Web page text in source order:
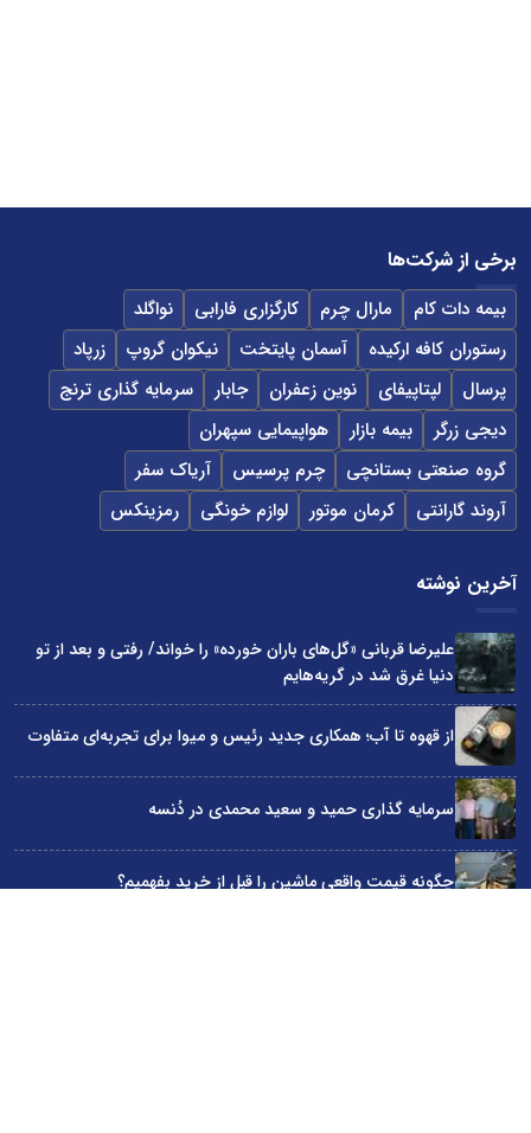
برخی از شرکت‌ها
بیمه دات کام مارال چرم کارگزاری فارابی
نواگلد
رستوران کافه ارکیده
آسمان پایتخت نیکوان گروپ
زرپاد
پرسال
لپتاپیفای نوین زعفران جابار
سرمایه گذاری ترنج
دیجی زرگر
بیمه بازار
هواپیمایی سپهران
گروه صنعتی بستانچی
چرم پرسیس
آریاک سفر
آروند گارانتی
کرمان موتور لوازم خونگی رمزینکس
آخرین نوشته
علیرضا قربانی «گل‌های باران خورده» را خواند/ رفتی و بعد از تو
دنیا غرق شد در گریه‌هایم
از قهوه تا آب؛ همکاری جدید رئیس و میوا برای تجربه‌ای متفاوت
سرمایه گذاری حمید و سعید محمدی در دُنسه
چگونه قیمت واقعی ماشین را قبل از خرید بفهمیم؟